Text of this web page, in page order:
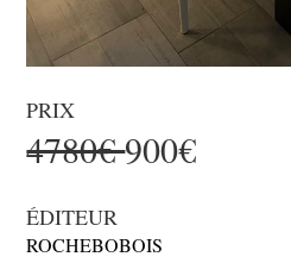
PRIX
4780€900€
ÉDITEUR
ROCHEBOBOIS